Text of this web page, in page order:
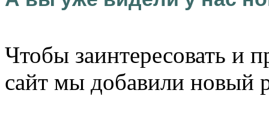
Чтобы заинтересовать и
сайт мы добавили новый